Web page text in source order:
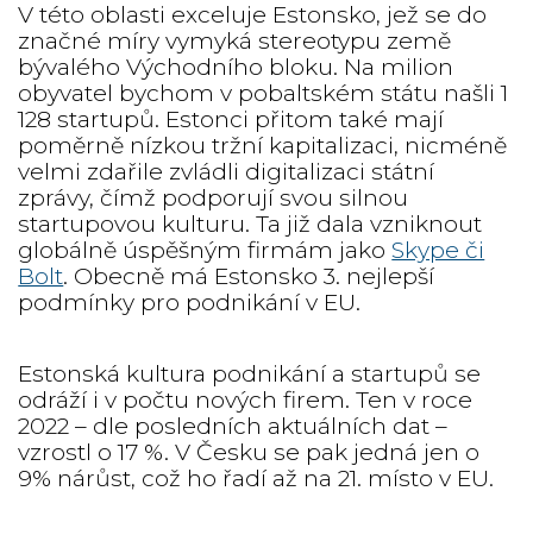
V této oblasti exceluje Estonsko, jež se do
značné míry vymyká stereotypu země
bývalého Východního bloku. Na milion
obyvatel bychom v pobaltském státu našli 1
128 startupů. Estonci přitom také mají
poměrně nízkou tržní kapitalizaci, nicméně
velmi zdařile zvládli digitalizaci státní
zprávy, čímž podporují svou silnou
startupovou kulturu. Ta již dala vzniknout
globálně úspěšným firmám jakoSkype či
Bolt. Obecně má Estonsko 3. nejlepší
podmínky pro podnikání v EU.
Estonská kultura podnikání a startupů se
odráží i v počtu nových firem. Ten v roce
2022 – dle posledních aktuálních dat –
vzrostl o 17 %. V Česku se pak jedná jen o
9% nárůst, což ho řadí až na 21. místo v EU.